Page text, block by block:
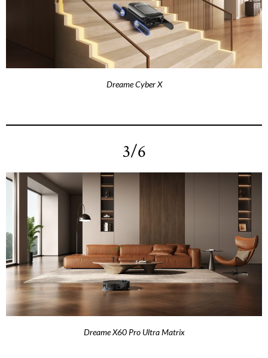
Dreame Cyber X
3/6
Dreame X60 Pro Ultra Matrix